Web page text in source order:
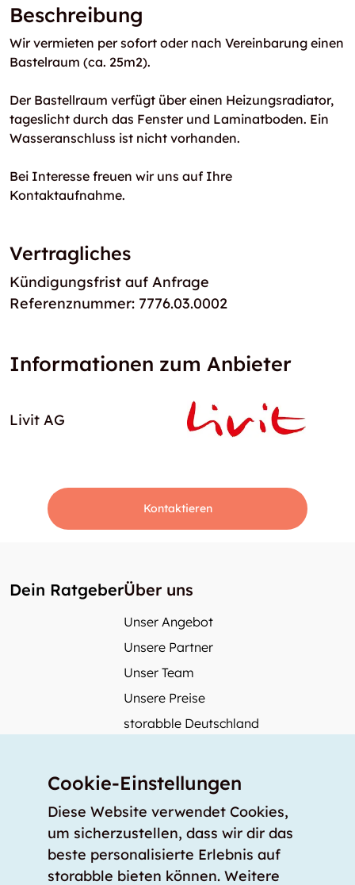
Beschreibung
Wir vermieten per sofort oder nach Vereinbarung einen
Bastelraum (ca. 25m2).
Der Bastellraum verfügt über einen Heizungsradiator,
tageslicht durch das Fenster und Laminatboden. Ein
Wasseranschluss ist nicht vorhanden.
Bei Interesse freuen wir uns auf Ihre
Kontaktaufnahme.
Vertragliches
Kündigungsfrist auf Anfrage
Referenznummer: 7776.03.0002
Informationen zum Anbieter
Livit AG
Kontaktieren
Dein RatgeberÜber uns
Unser Angebot
Unsere Partner
Unser Team
Unsere Preise
storabble Deutschland
Mehr über storabble
Medienbeiträge
Wie gross muss ein Lagerraum sein?
Was kostet ein Lagerraum?
Cookie-Einstellungen
Diese Website verwendet Cookies,
um sicherzustellen, dass wir dir das
beste personalisierte Erlebnis auf
storabble bieten können. Weitere